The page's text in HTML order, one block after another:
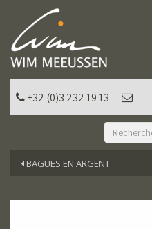
+32 (0)3 232 19 13
BAGUES EN ARGENT